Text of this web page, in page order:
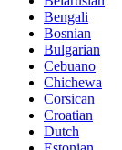
Bengali
Bosnian
Bulgarian
Cebuano
Chichewa
Corsican
Croatian
Dutch